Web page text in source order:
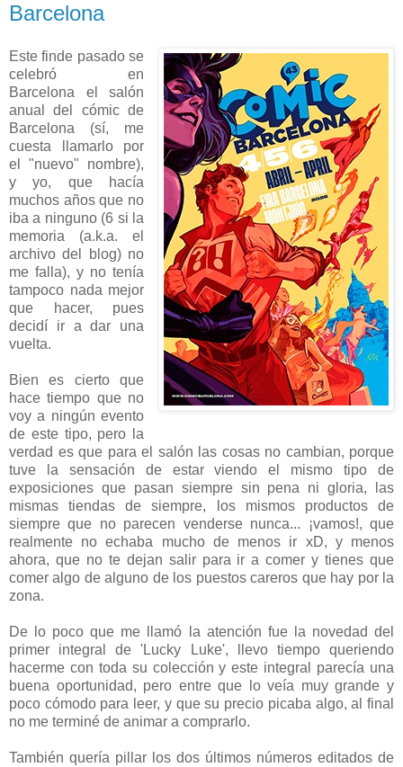
Barcelona
Este finde pasado se
celebró en
Barcelona el salón
anual del cómic de
Barcelona (sí, me
cuesta llamarlo por
el "nuevo" nombre),
y yo, que hacía
muchos años que no
iba a ninguno (6 si la
memoria (a.k.a. el
archivo del blog) no
me falla), y no tenía
tampoco nada mejor
que hacer, pues
decidí ir a dar una
vuelta.
Bien es cierto que
hace tiempo que no
voy a ningún evento
de este tipo, pero la
verdad es que para el salón las cosas no cambian, porque
tuve la sensación de estar viendo el mismo tipo de
exposiciones que pasan siempre sin pena ni gloria, las
mismas tiendas de siempre, los mismos productos de
siempre que no parecen venderse nunca... ¡vamos!, que
realmente no echaba mucho de menos ir xD, y menos
ahora, que no te dejan salir para ir a comer y tienes que
comer algo de alguno de los puestos careros que hay por la
zona.
De lo poco que me llamó la atención fue la novedad del
primer integral de 'Lucky Luke', llevo tiempo queriendo
hacerme con toda su colección y este integral parecía una
buena oportunidad, pero entre que lo veía muy grande y
poco cómodo para leer, y que su precio picaba algo, al final
no me terminé de animar a comprarlo.
También quería pillar los dos últimos números editados de